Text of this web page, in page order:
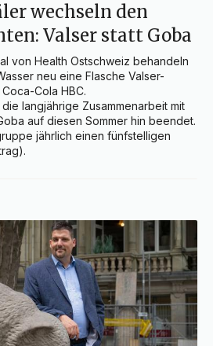
wechseln den
Valser statt Goba
von Health Ostschweiz behandeln
neu eine Flasche Valser-
Cola HBC.
langjährige Zusammenarbeit mit
auf diesen Sommer hin beendet.
jährlich einen fünfstelligen